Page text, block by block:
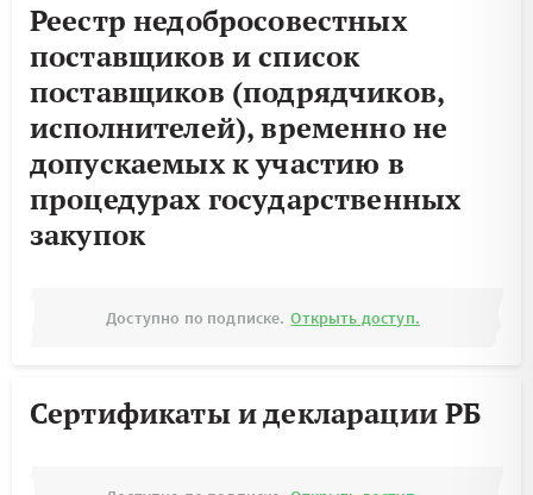
Реестр недобросовестных
поставщиков и список
поставщиков (подрядчиков,
исполнителей), временно не
допускаемых к участию в
процедурах государственных
закупок
Доступно по подписке. Открыть доступ.
Сертификаты и декларации РБ